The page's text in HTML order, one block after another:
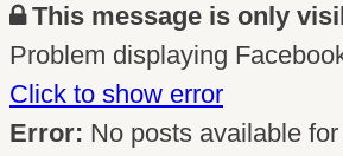
This message is only
Problem displaying
Click to show error
Error: No posts available